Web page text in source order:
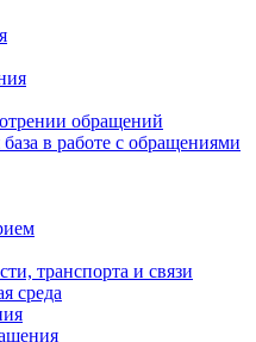
обращений
в работе с обращениями
транспорта и связи
среда